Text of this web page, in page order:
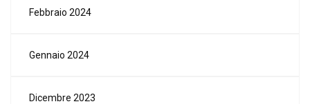
Febbraio 2024
Gennaio 2024
Dicembre 2023